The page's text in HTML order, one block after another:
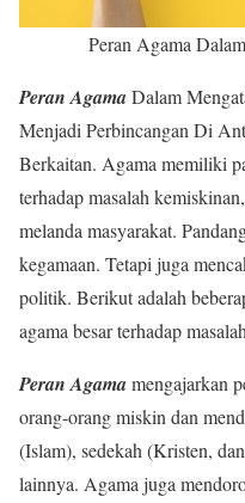
Peran Agama
Peran AgamaDalam
Menjadi Perbincangan Di
Berkaitan. Agama memiliki
terhadap masalah
melanda masyarakat.
kegamaan. Tetapi juga
politik. Berikut adalah
agama besar terhadap
Peran Agamamengajarkan
orang-orang miskin dan
(Islam), sedekah (Kristen,
lainnya. Agama juga